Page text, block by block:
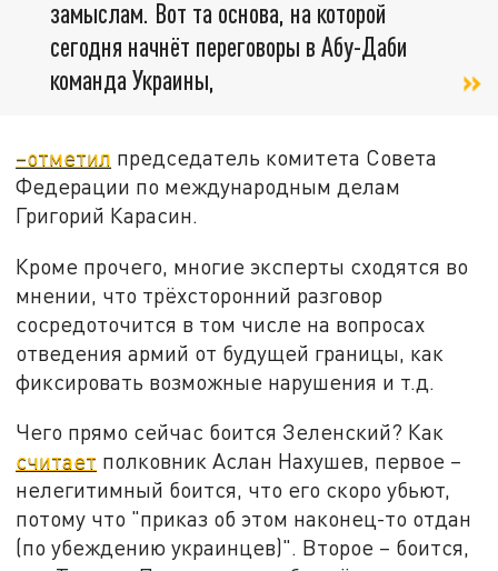
замыслам. Вот та основа, на которой
сегодня начнёт переговоры в Абу-Даби
команда Украины,
–отметил председатель комитета Совета
Федерации по международным делам
Григорий Карасин.
Кроме прочего, многие эксперты сходятся во
мнении, что трёхсторонний разговор
сосредоточится в том числе на вопросах
отведения армий от будущей границы, как
фиксировать возможные нарушения и т.д.
Чего прямо сейчас боится Зеленский? Как
считает полковник Аслан Нахушев, первое –
нелегитимный боится, что его скоро убьют,
потому что "приказ об этом наконец-то отдан
(по убеждению украинцев)". Второе – боится,